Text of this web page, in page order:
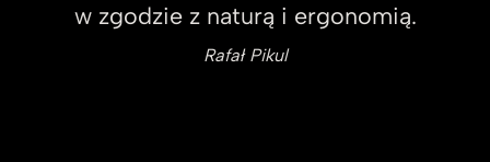
w zgodzie z naturą i ergonomią.
Rafał Pikul